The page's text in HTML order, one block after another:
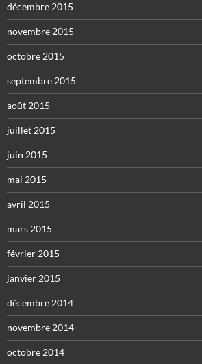
décembre 2015
novembre 2015
octobre 2015
septembre 2015
août 2015
juillet 2015
juin 2015
mai 2015
avril 2015
mars 2015
février 2015
janvier 2015
décembre 2014
novembre 2014
octobre 2014